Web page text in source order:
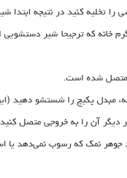
را تخلیه کنید در نتیجه
که ترجیحا شیر دستشویی
متصل شده است.
پکیج را شستشو دهید
آن را به خروجی متصل
جوهر نمک که رسوب نمی‌دهد یا